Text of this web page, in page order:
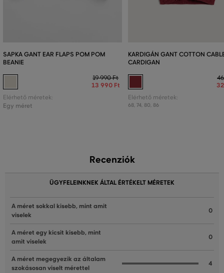
SAPKA GANT EAR FLAPS POM POM
BEANIE
19 990 Ft
13 990 Ft
Elérhető méretek:
Egy méret
KARDIGÁN GANT COTTON
CARDIGAN
Elérhető méretek:
68, 74, 80, 86
Recenziók
ÜGYFELEINKNEK ÁLTAL ÉRTÉKELT MÉRETEK
A méret sokkal kisebb, mint amit
viselek
0
A méret egy kicsit kisebb, mint
amit viselek
0
A méret megegyezik az általam
szokásosan viselt mérettel
4